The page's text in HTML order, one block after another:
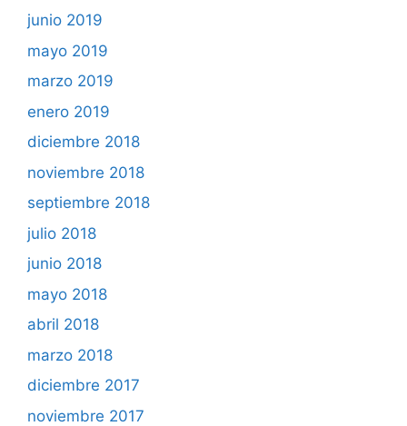
junio 2019
mayo 2019
marzo 2019
enero 2019
diciembre 2018
noviembre 2018
septiembre 2018
julio 2018
junio 2018
mayo 2018
abril 2018
marzo 2018
diciembre 2017
noviembre 2017